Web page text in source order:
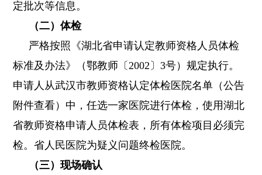
定批次等信息。
（二）体检
严格按照《湖北省申请认定教师资格人员体检
标准及办法》（鄂教师〔2002〕3号）规定执行。
申请人从武汉市教师资格认定体检医院名单（公告
附件查看）中，任选一家医院进行体检，使用湖北
省教师资格申请人员体检表，所有体检项目必须完
检。省人民医院为疑义问题终检医院。
（三）现场确认